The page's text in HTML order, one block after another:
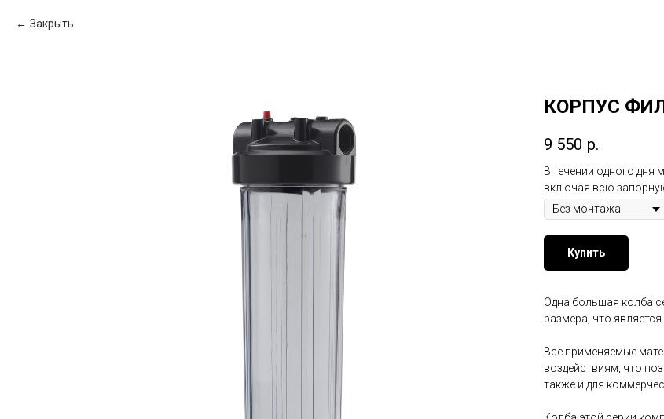
Закрыть
КОРПУС
9 550 р.
В течении одного дня
включая всю
Купить
Одна большая колба
размера, что
Все применяемые
воздействиям, что
также и для